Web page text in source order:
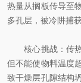
热量从搁板传导至
多孔层，被冷阱捕获
核心挑战：传热
但不能使物料温度
致干燥层孔隙结构